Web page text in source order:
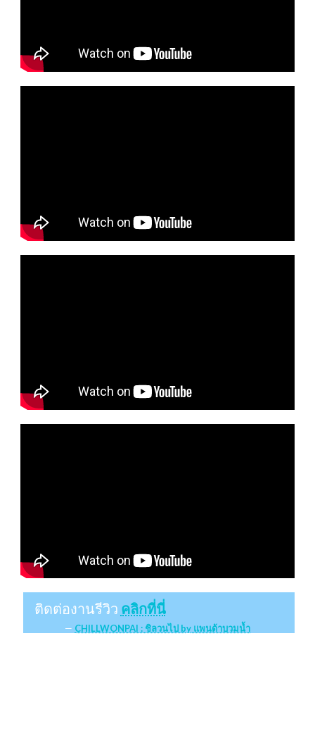
ติดต่องานรีวิว คลิกที่นี่
CHILLWONPAI : ชิลวนไป by แพนด้าบวมน้ำ